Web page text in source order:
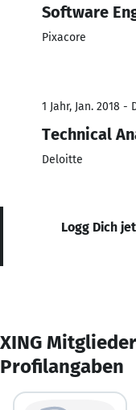
Software
Pixacore
1 Jahr, Jan. 2018 -
Technical
Deloitte
Logg Dich
XING
Profilangaben